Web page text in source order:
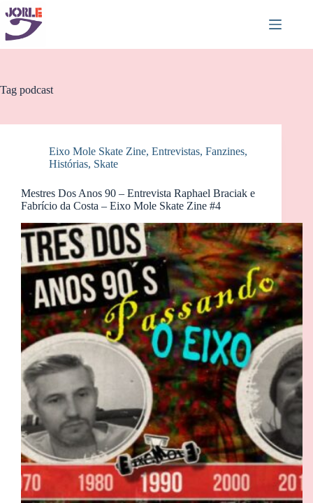
Pular
para
conteúdo
Tag podcast
Eixo Mole Skate Zine, Entrevistas, Fanzines,
Histórias, Skate
Mestres Dos Anos 90 – Entrevista Raphael Braciak e
Fabrício da Costa – Eixo Mole Skate Zine #4